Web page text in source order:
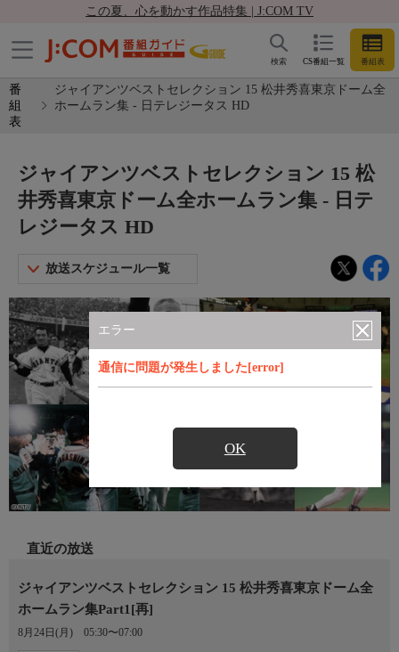
この夏、心を動かす作品特集 | J:COM TV
CS番組一覧 番組表
検索
番
組
表
ジャイアンツベストセレクション 15 松井秀喜東京ドーム全
ホームラン集 - 日テレジータス HD
エラー
通信に問題が発生しました[error]
OK
ジャイアンツベストセレクション 15 松
井秀喜東京ドーム全ホームラン集 - 日テ
レジータス HD
放送スケジュール一覧
直近の放送
ジャイアンツベストセレクション 15 松井秀喜東京ドーム全
ホームラン集Part1[再]
8月24日(月) 05:30〜07:00